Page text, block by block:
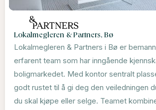
Lokalmegleren & Partners, Bø
Lokalmegleren & Partners i Bø er
erfarent team som har inngående
boligmarkedet. Med kontor sentralt
godt rustet til å gi deg den veiledningen
du skal kjøpe eller selge. Teamet